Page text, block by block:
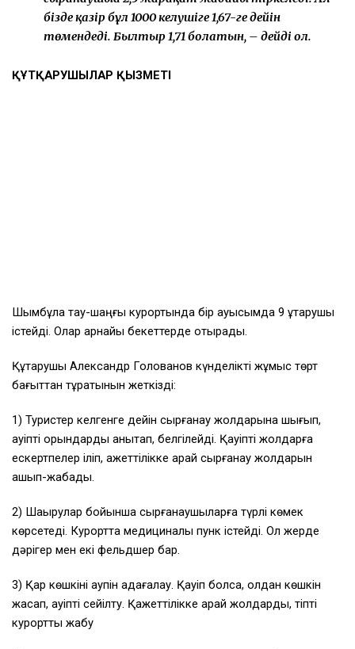
бізде қазір бұл 1000 келушіге 1,67-ге дейін
төмендеді. Былтыр 1,71 болатын, – дейді ол.
ҚҰТҚАРУШЫЛАР ҚЫЗМЕТІ
Шымбұлақ тау-шаңғы курортында бір ауысымда 9 құтқарушы
істейді. Олар арнайы бекеттерде отырады.
Құтқарушы Александр Голованов күнделікті жұмыс төрт
бағыттан тұратынын жеткізді:
1) Туристер келгенге дейін сырғанау жолдарына шығып,
қауіпті орындарды анықтап, белгілейді. Қауіпті жолдарға
ескертпелер іліп, қажеттілікке қарай сырғанау жолдарын
ашып-жабады.
2) Шақырулар бойынша сырғанаушыларға түрлі көмек
көрсетеді. Курортта медициналық пунк істейді. Ол жерде
дәрігер мен екі фельдшер бар.
3) Қар көшкіні қаупін қадағалау. Қауіп болса, қолдан көшкін
жасап, қауіпті сейілту. Қажеттілікке қарай жолдарды, тіпті
курортты жабу